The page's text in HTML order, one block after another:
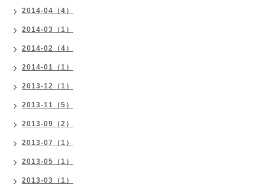
2014-04（4）
2014-03（1）
2014-02（4）
2014-01（1）
2013-12（1）
2013-11（5）
2013-09（2）
2013-07（1）
2013-05（1）
2013-03（1）